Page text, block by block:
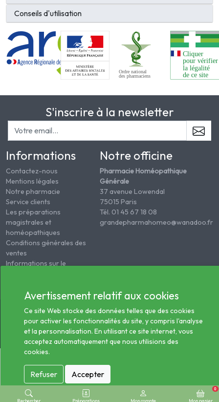
Conseils d'utilisation
S'inscrire à la newsletter
Informations
Contactez-nous
Mentions légales
Notre pharmacie
Service clients
Les préparations
magistrales et
homéopathiques
Conditions générales des
ventes
Informations sur le
Notre officine
Pharmacie Homéopathique
Générale
37 avenue Lowendal
75015 Paris
Tél. 01 45 67 18 08
grandepharmahomeo@wanadoo.fr
© 2026 - Tous droits réservés Pharmacie Homéopathie
Générale
Rechercher Préparations Mon compte Mon panier
0
Avertissement relatif aux cookies
Ce site Web stocke des données telles que des cookies
pour activer les fonctionnalités du site, y compris l'analyse
et la personnalisation. En utilisant ce site internet, vous
acceptez automatiquement que nous utilisions des
cookies.
Refuser Accepter